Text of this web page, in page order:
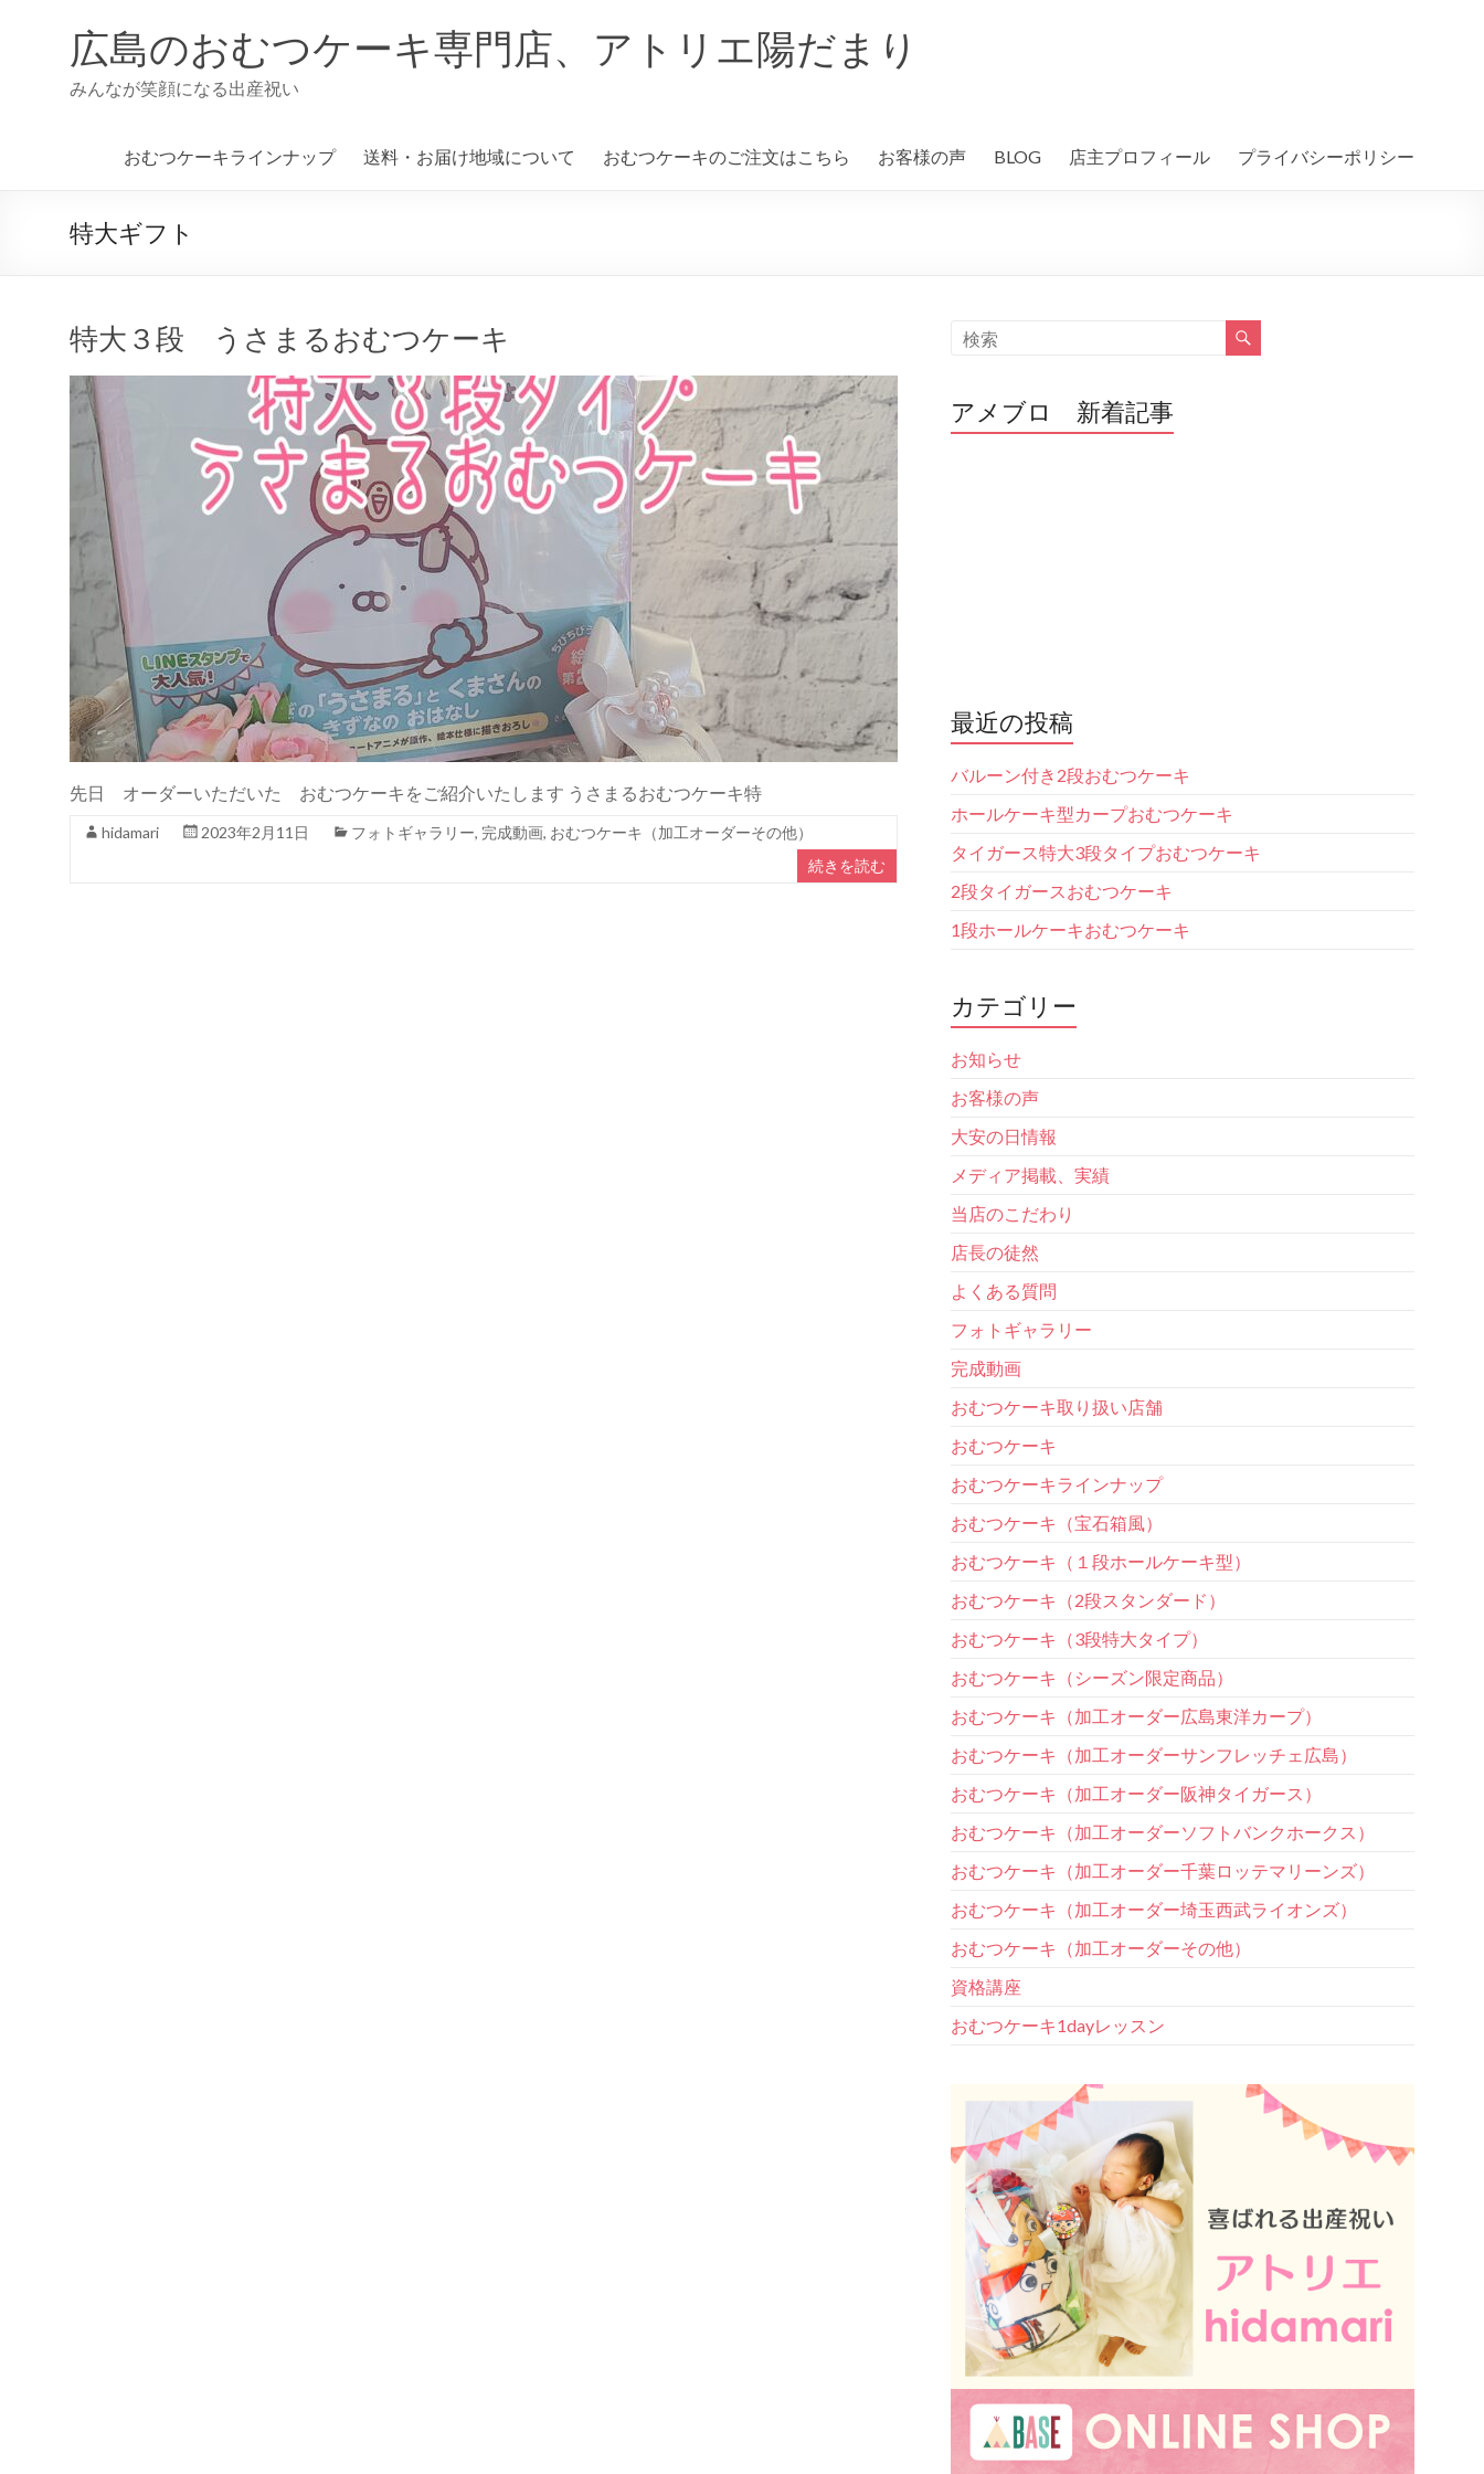
広島のおむつケーキ専門店、アトリエ陽だまり
みんなが笑顔になる出産祝い
おむつケーキラインナップ 送料・お届け地域について おむつケーキのご注文はこちら お客様の声 BLOG 店主プロフィール プライバシーポリシー
特大ギフト
特大３段 うさまるおむつケーキ
先日 オーダーいただいた おむつケーキをご紹介いたします うさまるおむつケーキ特
hidamari 2023年2月11日 フォトギャラリー, 完成動画, おむつケーキ（加工オーダーその他）
続きを読む
アメブロ 新着記事
最近の投稿
バルーン付き2段おむつケーキ
ホールケーキ型カープおむつケーキ
タイガース特大3段タイプおむつケーキ
2段タイガースおむつケーキ
1段ホールケーキおむつケーキ
カテゴリー
お知らせ
お客様の声
大安の日情報
メディア掲載、実績
当店のこだわり
店長の徒然
よくある質問
フォトギャラリー
完成動画
おむつケーキ取り扱い店舗
おむつケーキ
おむつケーキラインナップ
おむつケーキ（宝石箱風）
おむつケーキ（１段ホールケーキ型）
おむつケーキ（2段スタンダード）
おむつケーキ（3段特大タイプ）
おむつケーキ（シーズン限定商品）
おむつケーキ（加工オーダー広島東洋カープ）
おむつケーキ（加工オーダーサンフレッチェ広島）
おむつケーキ（加工オーダー阪神タイガース）
おむつケーキ（加工オーダーソフトバンクホークス）
おむつケーキ（加工オーダー千葉ロッテマリーンズ）
おむつケーキ（加工オーダー埼玉西武ライオンズ）
おむつケーキ（加工オーダーその他）
資格講座
おむつケーキ1dayレッスン